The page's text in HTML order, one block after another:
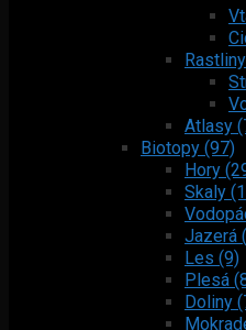
Atlasy
Biotopy (97)
Hory
Skaly
Jazerá
Les (9)
Plesá
Doliny